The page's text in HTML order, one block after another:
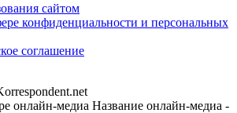
сайтом
конфиденциальности и персональных
соглашение
онлайн-медиа Название онлайн-медиа -